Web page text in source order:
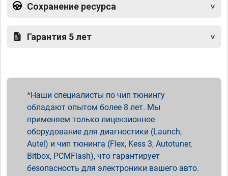
Сохранение ресурса
Гарантия 5 лет
Наши специалисты по чип тюнингу
обладают опытом более 8 лет. Мы
применяем только лицензионное
оборудование для диагностики (Launch,
Autel) и чип тюнинга (Flex, Kess 3, Autotuner,
Bitbox, PCMFlash), что гарантирует
безопасность для электроники вашего авто.